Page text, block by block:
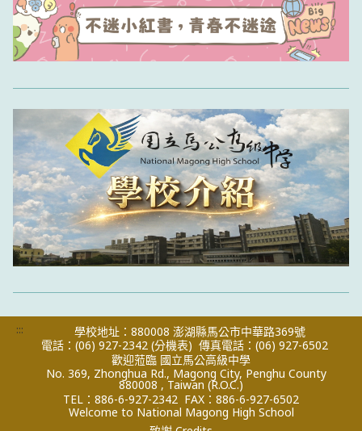
:::
學校地址：880008 澎湖縣馬公市中華路369號
電話：(06) 927-2342 (分機表) 傳真電話：(06) 927-6502
歡迎蒞臨 國立馬公高級中學
No. 369, Zhonghua Rd., Magong City, Penghu County
880008 , Taiwan (R.O.C.)
TEL：886-6-927-2342 FAX：886-6-927-6502
Welcome to National Magong High School